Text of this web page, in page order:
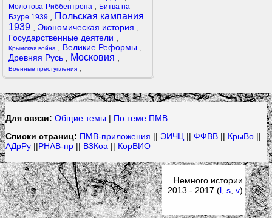
Молотова-Риббентропа
Битва на
Бзуре 1939
Польская кампания
1939
Экономическая история
Государственные деятели
Крымская война Великие Реформы
Древняя Русь
Московия
Военные преступления
Для связи: Общие темы | По теме ПМВ.
Списки страниц: ПМВ-приложения || ЭИЧЦ || ФФВВ|| КрыВо||
АДрРу||РНАВ-пр|| В3Коа || КорВИО
Немного истории
2013 - 2017 (l ,s ,v)